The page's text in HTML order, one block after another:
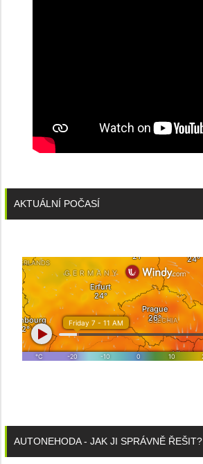
AKTUÁLNÍ POČASÍ
AUTONEHODA - JAK JI SPRÁVNĚ ŘEŠIT?